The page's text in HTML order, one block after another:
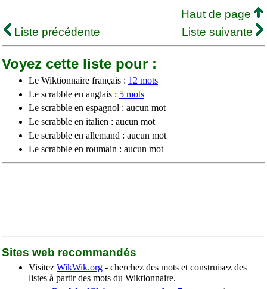
Haut de page
Liste précédente
Liste suivante
Voyez cette liste pour :
Le Wiktionnaire français : 12 mots
Le scrabble en anglais : 5 mots
Le scrabble en espagnol : aucun mot
Le scrabble en italien : aucun mot
Le scrabble en allemand : aucun mot
Le scrabble en roumain : aucun mot
Sites web recommandés
Visitez WikWik.org - cherchez des mots et construisez des
listes à partir des mots du Wiktionnaire.